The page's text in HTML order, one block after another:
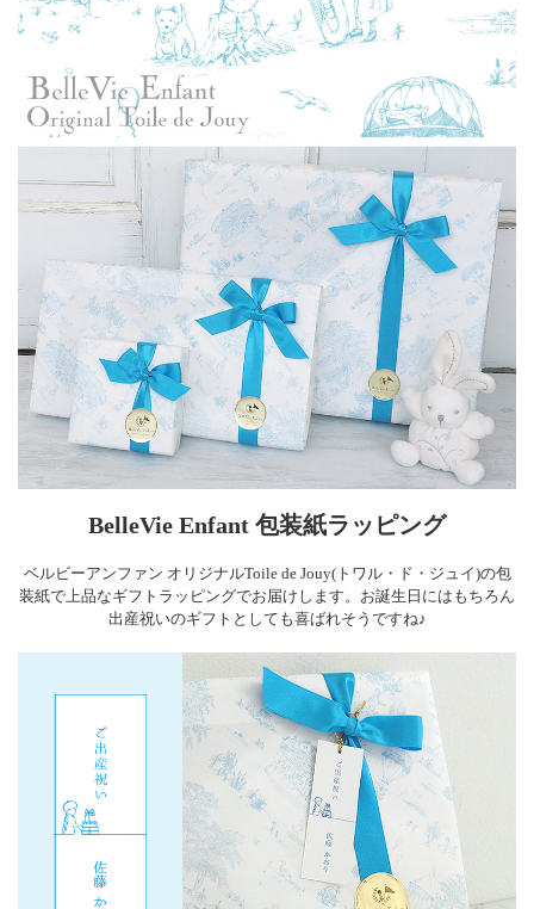
BelleVie Enfant 包装紙ラッピング
ベルビーアンファン オリジナルToile de Jouy(トワル・ド・ジュイ)の包
装紙で上品なギフトラッピングでお届けします。お誕生日にはもちろん
出産祝いのギフトとしても喜ばれそうですね♪